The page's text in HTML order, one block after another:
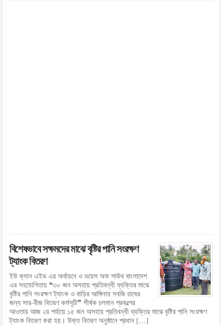
বিশেষভাবে সক্ষমদের মাঝে বৃষ্টির পানি সংরক্ষণ
ট্যাংক বিতরণ
ইউ ক্যান এইড এর অর্থায়নে ও ভয়েস অফ সাউথ বাংলাদেশ
এর সহযোগিতায় ❝৩০ জন অসহায় প্রতিবন্ধী ব্যক্তির মাঝে
বৃষ্টির পানি সংরক্ষণ ট্যাংক ও বাড়ির আঙ্গিনায় সবজি চাষের
জন্য সার-বীজ বিতরণ কর্মসূচী❞ শীর্ষক চলমান প্রকল্পের
আওতায় আজ ২য় পর্যায়ে ১৫ জন অসহায় প্রতিবন্ধী ব্যক্তির মাঝে বৃষ্টির পানি সংরক্ষণ
ট্যাংক বিতরণ করা হয়। উক্ত বিতরণ অনুষ্ঠানে প্রধান […]